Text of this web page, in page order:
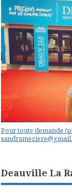
Pour toute demande
Deauville La